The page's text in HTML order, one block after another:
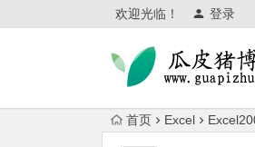
欢迎光临！ 登录
首页 Excel